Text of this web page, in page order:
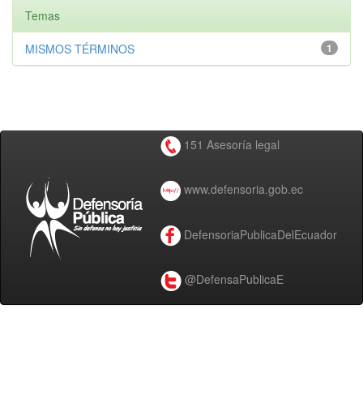
Temas
1
MISMOS TÉRMINOS
151 Asesoría legal
www.defensoria.gob.ec
DefensoriaPublicaDelEcuador
@DefensaPublicaE